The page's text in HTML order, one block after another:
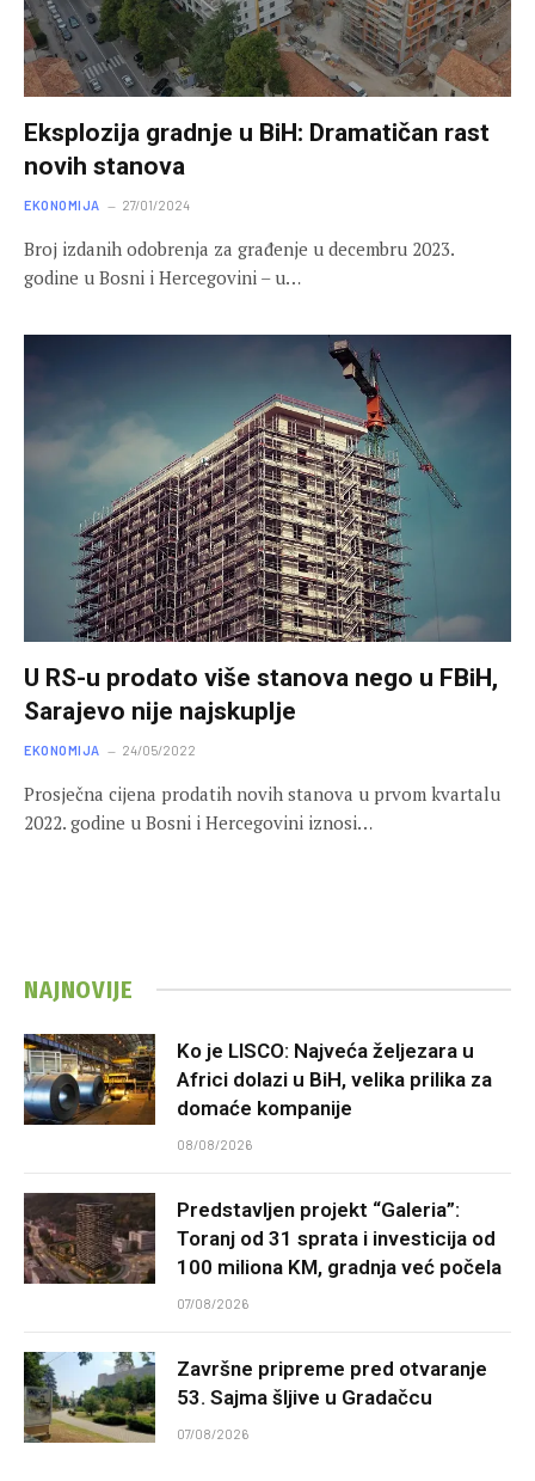
Eksplozija gradnje u BiH: Dramatičan rast
novih stanova
EKONOMIJA 27/01/2024
Brој izdаnih оdоbrеnjа zа grаđеnjе u decembru 2023.
gоdinе u Bosni i Hercegovini – u…
U RS-u prodato više stanova nego u FBiH,
Sarajevo nije najskuplje
EKONOMIJA 24/05/2022
Prоsјеčnа ciјеnа prоdаtih nоvih stаnоvа u prvom kvartalu
2022. godine u Bosni i Hercegovini iznosi…
NAJNOVIJE
Ko je LISCO: Najveća željezara u
Africi dolazi u BiH, velika prilika za
domaće kompanije
08/08/2026
Predstavljen projekt “Galeria”:
Toranj od 31 sprata i investicija od
100 miliona KM, gradnja već počela
07/08/2026
Završne pripreme pred otvaranje
53. Sajma šljive u Gradačcu
07/08/2026